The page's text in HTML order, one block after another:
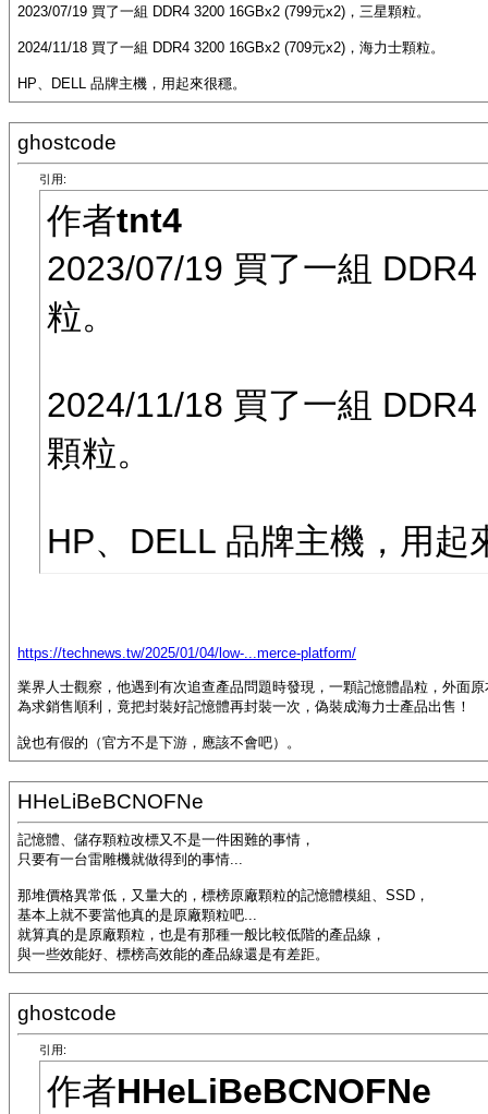
2023/07/19 買了一組 DDR4 3200 16GBx2 (799元x2)，三星顆粒。
2024/11/18 買了一組 DDR4 3200 16GBx2 (709元x2)，海力士顆粒。
HP、DELL 品牌主機，用起來很穩。
ghostcode
引用:
作者tnt4
2023/07/19 買了一組
粒。
2024/11/18 買了一組
顆粒。
HP、DELL 品牌主機，用起
https://technews.tw/2025/01/04/low-...merce-platform/
業界人士觀察，他遇到有次追查產品問題時發現，一顆記憶體晶粒，外面
為求銷售順利，竟把封裝好記憶體再封裝一次，偽裝成海力士產品出售！
說也有假的（官方不是下游，應該不會吧）。
HHeLiBeBCNOFNe
記憶體、儲存顆粒改標又不是一件困難的事情，
只要有一台雷雕機就做得到的事情...
那堆價格異常低，又量大的，標榜原廠顆粒的記憶體模組、SSD，
基本上就不要當他真的是原廠顆粒吧...
就算真的是原廠顆粒，也是有那種一般比較低階的產品線，
與一些效能好、標榜高效能的產品線還是有差距。
ghostcode
引用:
作者HHeLiBeBCNOFNe